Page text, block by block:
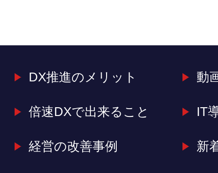
DX推進のメリット
倍速DXで出来ること
経営の改善事例
動
IT
新